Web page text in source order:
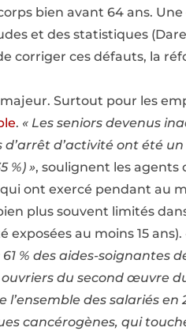
bien avant 64 ans.
et des statistiques
corriger ces défauts, la
Surtout pour les
. « Les seniors devenus
d’activité ont été un
%) », soulignent les agents
qui ont exercé pendant au
plus souvent limités
exposées au moins 15 ans).
% des aides-soignantes
du second œuvre
des salariés en
cancérogènes, qui